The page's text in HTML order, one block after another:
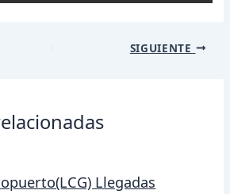
SIGUIENTE
Llegadas